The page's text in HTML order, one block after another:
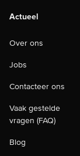
Actueel
Over ons
Jobs
Contacteer ons
Vaak gestelde
vragen (FAQ)
Blog